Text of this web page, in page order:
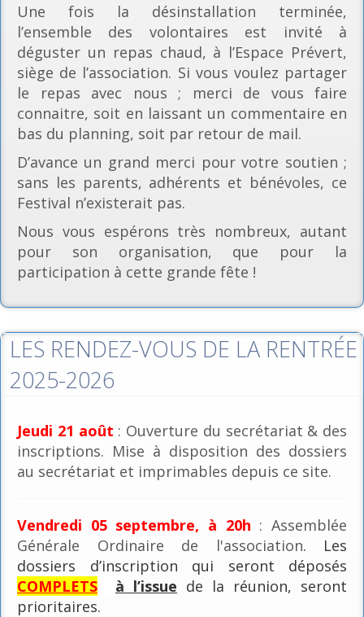
Une fois la désinstallation terminée,
l’ensemble des volontaires est invité à
déguster un repas chaud, à l’Espace Prévert,
siège de l’association. Si vous voulez partager
le repas avec nous ; merci de vous faire
connaitre, soit en laissant un commentaire en
bas du planning, soit par retour de mail.
D’avance un grand merci pour votre soutien ;
sans les parents, adhérents et bénévoles, ce
Festival n’existerait pas.
Nous vous espérons très nombreux, autant
pour son organisation, que pour la
participation à cette grande fête !
LES RENDEZ-VOUS DE LA RENTRÉE
2025-2026
Jeudi 21 août : Ouverture du secrétariat & des
inscriptions. Mise à disposition des dossiers
au secrétariat et imprimables depuis ce site.
Vendredi 05 septembre, à 20h : Assemblée
Générale Ordinaire de l'association. Les
dossiers d’inscription qui seront déposés
COMPLETS
à l’issue de la réunion, seront
prioritaires.